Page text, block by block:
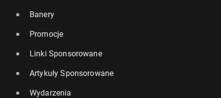
Banery
Promocje
Linki Sponsorowane
Artykuły Sponsorowane
Wydarzenia